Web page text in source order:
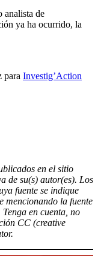
analista de
ya ha ocurrido, la
para Investig’Action
en el sitio
de su(s) autor(es). Los
fuente se indique
mencionando la fuente
en cuenta, no
CC (creative